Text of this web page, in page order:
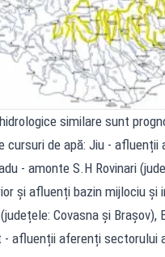
similare sunt
cursuri de apă: Jiu -
- amonte S.H Rovinari
și afluenți bazin mijlociu și
Covasna și Brașov),
- afluenții aferenți sectorului